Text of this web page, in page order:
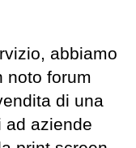
abbiamo
noto forum
di una
ad aziende